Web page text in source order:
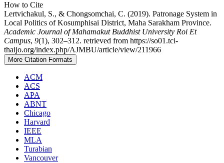
How to Cite
Lertvichakul, S., & Chongsomchai, C. (2019). Patronage System in
Local Politics of Kosumphisai District, Maha Sarakham Province.
Academic Journal of Mahamakut Buddhist University Roi Et
Campus, 9(1), 302–312. retrieved from https://so01.tci-
thaijo.org/index.php/AJMBU/article/view/211966
More Citation Formats
ACM
ACS
APA
ABNT
Chicago
Harvard
IEEE
MLA
Turabian
Vancouver